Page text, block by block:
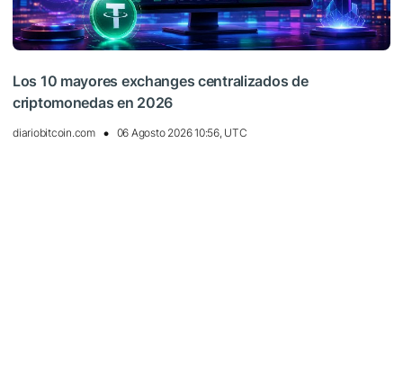
Los 10 mayores exchanges centralizados de
criptomonedas en 2026
diariobitcoin.com 06 Agosto 2026 10:56, UTC